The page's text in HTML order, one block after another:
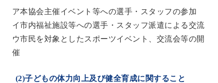
ア本協会主催イベント等への選手・スタッフの参加
イ市内福祉施設等への選手・スタッフ派遣による交流
ウ市民を対象としたスポーツイベント、交流会等の開
催
(2)子どもの体力向上及び健全育成に関すること